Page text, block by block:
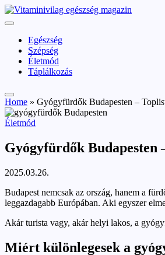
Skip
to
Vitaminivilág:
szépség
Egészség
Szépség
Életmód
Táplálkozás
Home » Gyógyfürdők Budapesten –
Posted
Életmód
Gyógyfürdők Budapesten
2025.03.26.
Budapest nemcsak az ország, hanem a
leggazdagabb Európában. Aki egyszer
Akár turista vagy, akár helyi lakos, a
Miért különlegesek a